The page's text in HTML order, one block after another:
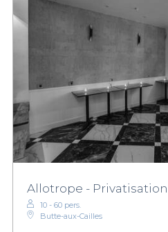
Allotrope - Privatisation
10 - 60 pers.
Butte-aux-Cailles